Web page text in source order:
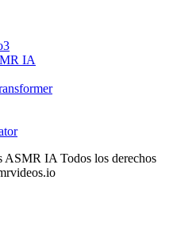
IA
ASMR IA Todos los derechos